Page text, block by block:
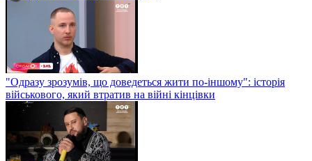
"Одразу зрозумів, що доведеться жити по-іншому": історія
військового, який втратив на війні кінцівки